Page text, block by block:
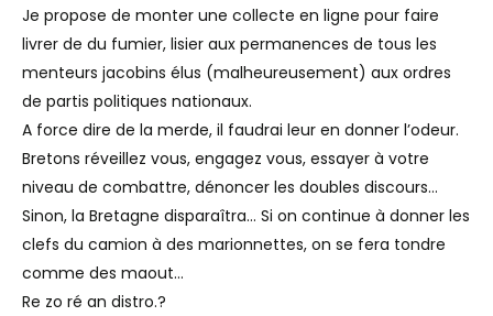
Je propose de monter une collecte en ligne pour faire
livrer de du fumier, lisier aux permanences de tous les
menteurs jacobins élus (malheureusement) aux ordres
de partis politiques nationaux.
A force dire de la merde, il faudrai leur en donner l’odeur.
Bretons réveillez vous, engagez vous, essayer à votre
niveau de combattre, dénoncer les doubles discours…
Sinon, la Bretagne disparaîtra… Si on continue à donner les
clefs du camion à des marionnettes, on se fera tondre
comme des maout…
Re zo ré an distro.?